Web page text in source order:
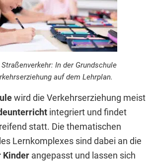
In der Grundschule
auf dem Lehrplan.
wird die Verkehrserziehung meist
integriert und findet
statt. Die thematischen
Lernkomplexes sind dabei an die
Kinderangepasst und lassen sich